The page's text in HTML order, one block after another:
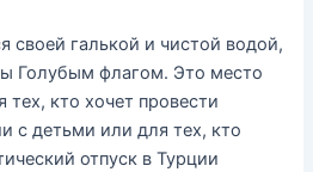
своей галькой и чистой водой,
Голубым флагом. Это место
тех, кто хочет провести
с детьми или для тех, кто
отпуск в Турции